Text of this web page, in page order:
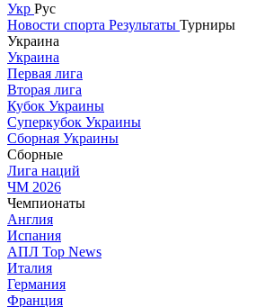
Укр Рус
Новости спорта Результаты Турниры
Украина
Украина
Первая лига
Вторая лига
Кубок Украины
Суперкубок Украины
Сборная Украины
Сборные
Лига наций
ЧМ 2026
Чемпионаты
Англия
Испания
АПЛ Top News
Италия
Германия
Франция